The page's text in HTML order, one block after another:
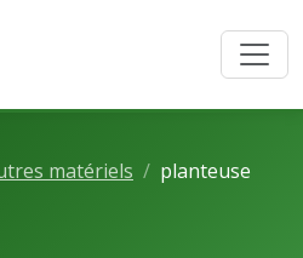
matériels planteuse